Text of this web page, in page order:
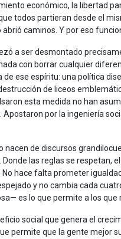
económico, la libertad
todos partieran desde el
caminos. Y por eso
a ser desmontado
con borrar cualquier
ese espíritu: una política
de liceos
esta medida no han
por la ingeniería
de discursos
las reglas se respetan,
hace falta prometer
y no cambia cada
es lo que permite a los
social que genera el
permite que la gente mejor